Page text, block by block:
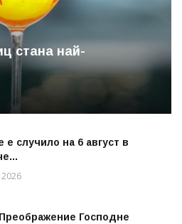
стана най-
е случило на 6 август в
2026
Господне